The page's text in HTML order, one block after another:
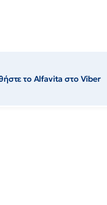
το Αlfavita στο Viber